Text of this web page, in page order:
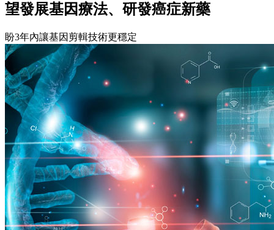
望發展基因療法、研發癌症新藥
盼3年內讓基因剪輯技術更穩定